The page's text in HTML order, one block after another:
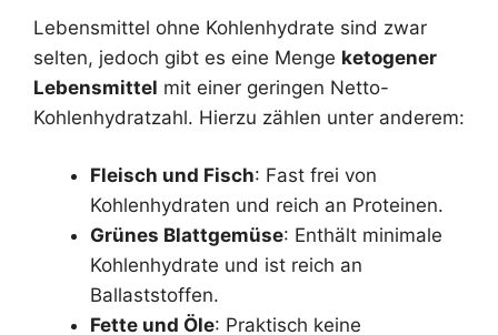
Lebensmittel ohne Kohlenhydrate sind zwar
selten, jedoch gibt es eine Menge ketogener
Lebensmittel mit einer geringen Netto-
Kohlenhydratzahl. Hierzu zählen unter anderem:
Fleisch und Fisch: Fast frei von
Kohlenhydraten und reich an Proteinen.
Grünes Blattgemüse: Enthält minimale
Kohlenhydrate und ist reich an
Ballaststoffen.
Fette und Öle: Praktisch keine